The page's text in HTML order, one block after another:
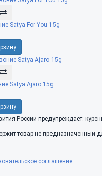
Satya For You 15g
Satya Ajaro 15g
России предупреждает:
товар не предназначенный
соглашение